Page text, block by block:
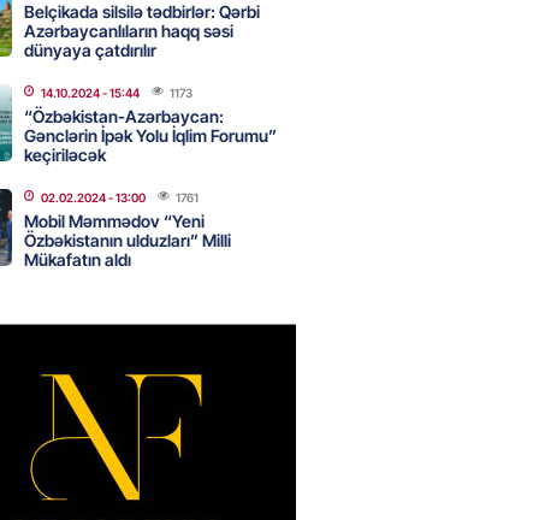
şənliyində yaralanan rus
– VİDEO
- 17:30
546 min manatı 20
- 17:15
- 17:00
İlyasova fəhləyə borclu qalıb?
- 16:45
Belçikada silsilə tədbirlər: Qərbi
Azərbaycanlıların haqq səsi
dünyaya çatdırılır
14.10.2024- 15:44 1173
“Özbəkistan-Azərbaycan:
Gənclərin İpək Yolu İqlim Forumu”
keçiriləcək
02.02.2024- 13:00 1761
Mobil Məmmədov “Yeni
Özbəkistanın ulduzları” Milli
Mükafatın aldı